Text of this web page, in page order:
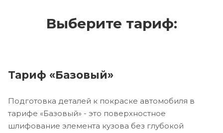
Выберите тариф:
Тариф «Базовый»
Подготовка деталей к покраске автомобиля в
тарифе «Базовый» - это поверхностное
шлифование элемента кузова без глубокой